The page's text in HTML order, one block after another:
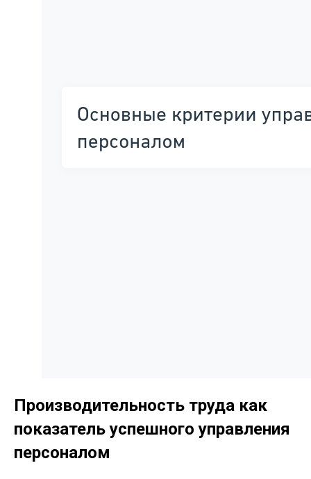
Производительность труда как
показатель успешного управления
персоналом